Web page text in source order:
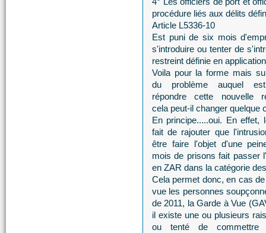
procédure liés aux délits
Article L5336-10
Est puni de six mois
s'introduire ou tenter de
restreint définie en
Voila pour la forme mais
du problème auquel
répondre cette nouvelle
cela peut-il changer quelque
En principe.....oui. En effet,
fait de rajouter que
être faire l'objet d'une
mois de prisons fait passer
en ZAR dans la catégorie
Cela permet donc, en cas
vue les personnes
de 2011, la Garde à Vue
il existe une ou plusieurs
ou tenté de